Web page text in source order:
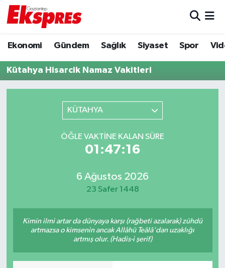
Ekonomi Gündem Sağlık Siyaset Spor
Kütahya Hisarcik Namaz Vakitleri
KÜTAHYA
ÖĞLE VAKTINE KALAN SÜRE
01:47:16
6 Ağustos 2026
23 Safer 1448
Kimin ilmi artar da dünyaya karşı (rağbeti azalarak) zühdü
artmazsa o kimsenin ancak Allâhü Teâlâ'dan uzaklığı
artmış olur. (Hadis-i şerif)
Ekonomi
Gaziantep son dakika
Gündem
Magazin
Trafik Durumu
Puan Durumu ve Fikstür
Tüm Manşetler
Son Dakika Haberleri